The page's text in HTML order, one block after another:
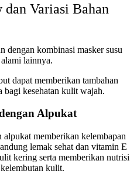
dan Variasi Bahan
dengan kombinasi masker susu
lainnya.
dapat memberikan tambahan
bagi kesehatan kulit wajah.
Alpukat
memberikan kelembapan
lemak sehat dan vitamin E
kering serta memberikan nutrisi
kulit.